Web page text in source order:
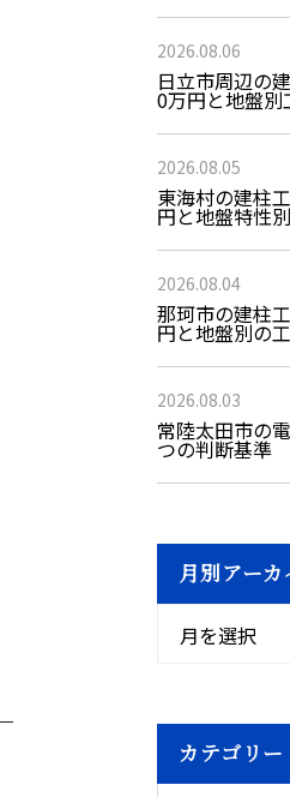
2026.08.06
日立市周辺の
0万円と地盤別
2026.08.05
東海村の建柱
円と地盤特性
2026.08.04
那珂市の建柱
円と地盤別の
2026.08.03
常陸太田市の
つの判断基準
月別アーカ
月を選択
カテゴリー